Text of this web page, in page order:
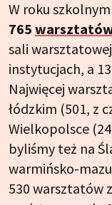
W roku
765
sali
instytucjach, a
Najwięcej
łódzkim (501, z
Wielkopolsce
byliśmy też na
warmińsko-
530 warsztatów